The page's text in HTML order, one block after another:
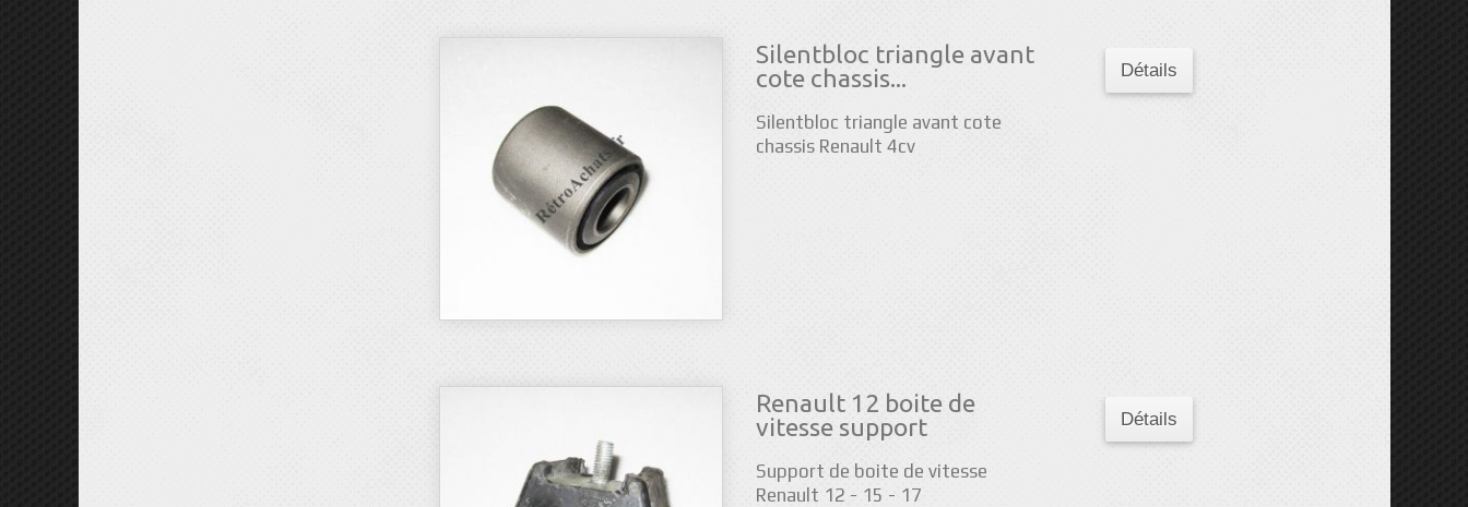
Silentbloc triangle avant
cote chassis...
Silentbloc triangle avant cote
chassis Renault 4cv
Détails
Renault 12 boite de
vitesse support
Support de boite de vitesse
Renault 12 - 15 - 17
Détails